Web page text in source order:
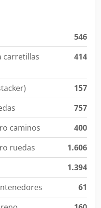
546
carretillas
414
157
757
caminos
400
ruedas
1.606
1.394
61